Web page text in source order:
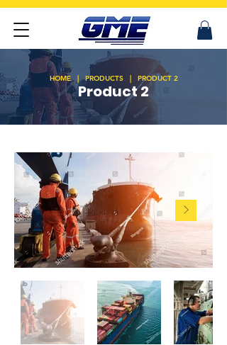
HOME | PRODUCTS | PRODUCT 2
Product 2